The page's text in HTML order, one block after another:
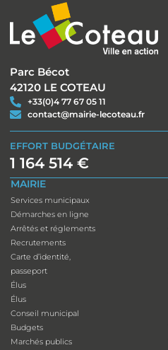
Parc Bécot
42120 LE COTEAU
+33(0)4 77 67 05 11
contact@mairie-lecoteau.fr
EFFORT BUDGÉTAIRE
1 164 514 €
MAIRIE
Services municipaux
Démarches en ligne
Arrêtés et réglements
Recrutements
Carte d’identité,
passeport
Élus
Élus
Conseil municipal
Budgets
Marchés publics